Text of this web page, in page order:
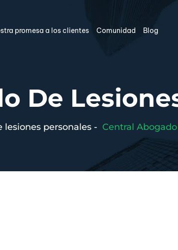
promesa a los clientes Comunidad
Blog
De
lesiones personales - Central